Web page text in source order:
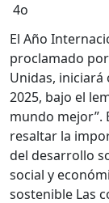
4o
El Año
proclamado
Unidas,
2025, bajo el
mundo mejor”.
resaltar la
del desarrollo
social y
sostenible Las